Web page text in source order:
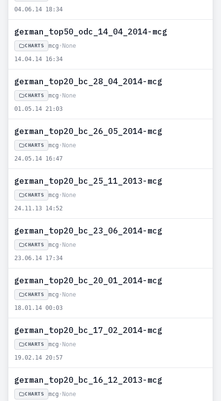
04.06.14 18:34
german_top50_odc_14_04_2014-mcg
CHARTS mcg • None
14.04.14 16:34
german_top20_bc_28_04_2014-mcg
CHARTS mcg • None
01.05.14 21:03
german_top20_bc_26_05_2014-mcg
CHARTS mcg • None
24.05.14 16:47
german_top20_bc_25_11_2013-mcg
CHARTS mcg • None
24.11.13 14:52
german_top20_bc_23_06_2014-mcg
CHARTS mcg • None
23.06.14 17:34
german_top20_bc_20_01_2014-mcg
CHARTS mcg • None
18.01.14 00:03
german_top20_bc_17_02_2014-mcg
CHARTS mcg • None
19.02.14 20:57
german_top20_bc_16_12_2013-mcg
CHARTS mcg • None